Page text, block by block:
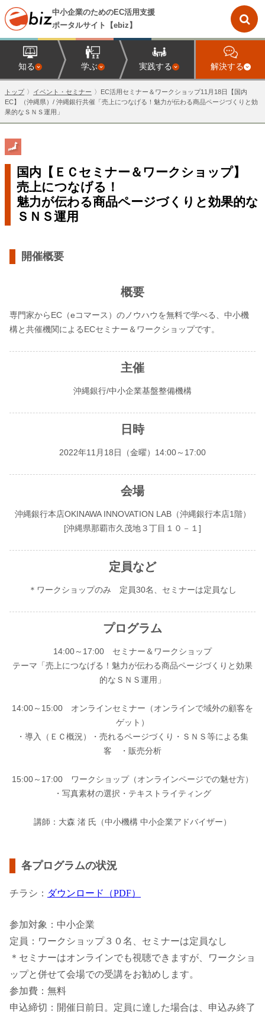
中小企業のためのEC活用支援
ポータルサイト【ebiz】
知る 学ぶ 実践する 解決する
トップ イベント・セミナー
EC活用セミナー＆ワークショップ11月18日【国内
EC】（沖縄県）/ 沖縄銀行共催「売上につなげる！魅力が伝わる商品ページづくりと効
果的なＳＮＳ運用」
国内【ＥＣセミナー＆ワークショップ】
売上につなげる！
魅力が伝わる商品ページづくりと効果的な
ＳＮＳ運用
開催概要
概要
専門家からEC（eコマース）のノウハウを無料で学べる、中小機
構と共催機関によるECセミナー＆ワークショップです。
主催
沖縄銀行/中小企業基盤整備機構
日時
2022年11月18日（金曜）14:00～17:00
会場
沖縄銀行本店OKINAWA INNOVATION LAB（沖縄銀行本店1階）
[沖縄県那覇市久茂地３丁目１０－１]
定員など
＊ワークショップのみ 定員30名、セミナーは定員なし
プログラム
14:00～17:00 セミナー＆ワークショップ
テーマ「売上につなげる！魅力が伝わる商品ページづくりと効果
的なＳＮＳ運用」
14:00～15:00 オンラインセミナー（オンラインで域外の顧客を
ゲット）
・導入（ＥＣ概況）・売れるページづくり・ＳＮＳ等による集
客 ・販売分析
15:00～17:00 ワークショップ（オンラインページでの魅せ方）
・写真素材の選択・テキストライティング
講師：大森 渚 氏（中小機構 中小企業アドバイザー）
各プログラムの状況
チラシ： ダウンロード（PDF）
参加対象：中小企業
定員：ワークショップ３０名、セミナーは定員なし
＊セミナーはオンラインでも視聴できますが、ワークショ
ップと併せて会場での受講をお勧めします。
参加費：無料
申込締切：開催日前日。定員に達した場合は、申込み終了